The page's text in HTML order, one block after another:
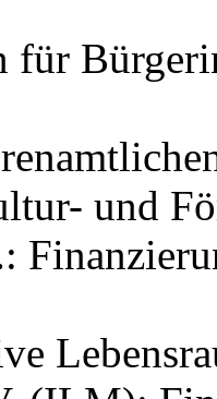
für
und